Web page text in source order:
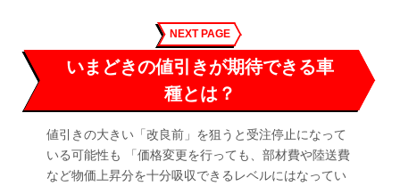
NEXT PAGE
いまどきの値引きが期待できる車
種とは？
値引きの大きい「改良前」を狙うと受注停止になって
いる可能性も 「価格変更を行っても、部材費や陸送費
など物価上昇分を十分吸収できるレベルにはなってい